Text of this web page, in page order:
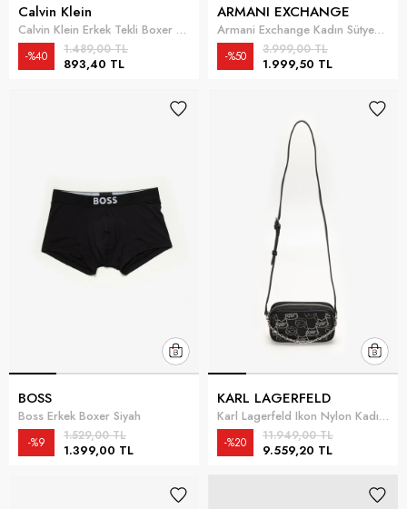
Calvin Klein
Calvin Klein Erkek Tekli Boxer Siyah
893,40 TL
1.489,00 TL
%40
ARMANI EXCHANGE
Armani Exchange Kadın Sütyen Siyah
1.999,50 TL
3.999,00 TL
%50
BOSS
Boss Erkek Boxer Siyah
1.399,00 TL
1.529,00 TL
%9
KARL LAGERFELD
Karl Lagerfeld Ikon Nylon Kadın Mini Omuz Çantası Çok Renkli
9.559,20 TL
11.949,00 TL
%20